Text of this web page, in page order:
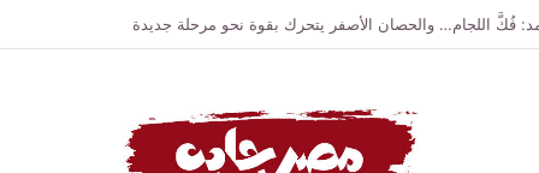
مصر سياسة الدواء الوطنية